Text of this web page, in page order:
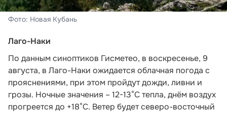
Фото: Новая Кубань
Лаго-Наки
По данным синоптиков Гисметео, в воскресенье, 9
августа, в Лаго-Наки ожидается облачная погода с
прояснениями, при этом пройдут дожди, ливни и
грозы. Ночные значения – 12-13°С тепла, днём воздух
прогреется до +18°С. Ветер будет северо-восточный